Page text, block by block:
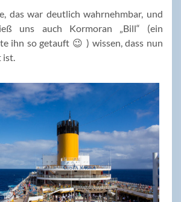
das war deutlich wahrnehmbar, und
uns auch Kormoran „Bill“ (ein
ihn so getauft 😉 ) wissen, dass nun
ist.